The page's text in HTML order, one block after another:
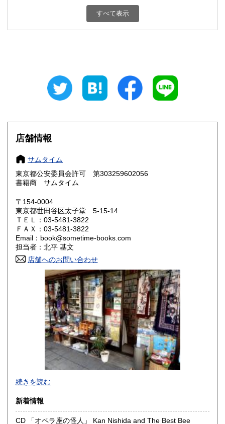
600円 富山県
600円 三重県
大阪府
奈良県
鳥取県 600円 島根県
岡山県
山口県 600円
香川県 愛媛県
高知県 600円
600円 長崎県
600円 大分県
600円 鹿児島県
600円
すべて表示
店舗情報
サムタイム
東京都公安委員会許可 第303259602056
書籍商 サムタイム
〒154-0004
東京都世田谷区太子堂 5-15-14
ＴＥＬ：03-5481-3822
ＦＡＸ：03-5481-3822
Email：book@sometime-books.com
担当者：北平 基文
店舗へのお問い合わせ
●当店では国内送料は無料です。（特記されたものを除きま
す）。
ール、定形外郵便、
ネコポス、ヤマト宅急便などでお届けしています。
但し、お客様が配送方法をご指定になる場合又は、
続きを読む
新着情報
CD 「オペラ座の怪人」 Kan Nishida and The Best Bee